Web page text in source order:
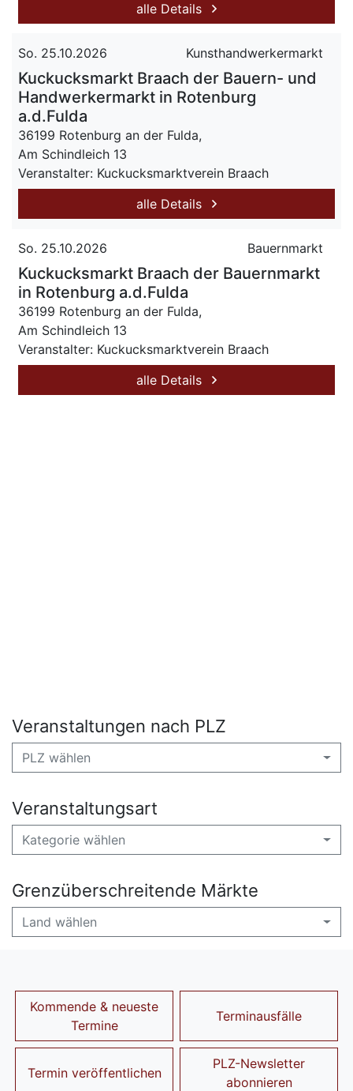
alle Details
So. 25.10.2026 Kunsthandwerkermarkt
Kuckucksmarkt Braach der Bauern- und
Handwerkermarkt in Rotenburg
a.d.Fulda
36199 Rotenburg an der Fulda,
Am Schindleich 13
Veranstalter: Kuckucksmarktverein Braach
alle Details
So. 25.10.2026 Bauernmarkt
Kuckucksmarkt Braach der Bauernmarkt
in Rotenburg a.d.Fulda
36199 Rotenburg an der Fulda,
Am Schindleich 13
Veranstalter: Kuckucksmarktverein Braach
alle Details
Veranstaltungen nach PLZ
PLZ wählen
Veranstaltungsart
Kategorie wählen
Grenzüberschreitende Märkte
Land wählen
Kommende & neueste
Termine
Terminausfälle
Termin veröffentlichen
PLZ-Newsletter
abonnieren